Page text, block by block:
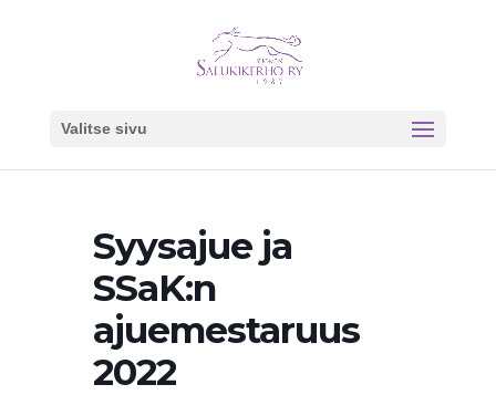
Valitse sivu
Syysajue ja
SSaK:n
ajuemestaruus
2022